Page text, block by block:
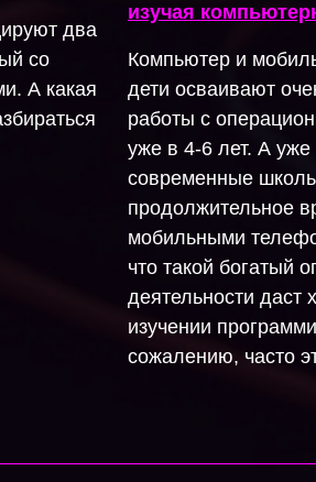
два
со
А какая
изучая
Компьютер и
дети осваивают
работы с
уже в 4-6 лет. А уже
современные
продолжительное
мобильными
что такой богатый
деятельности даст
изучении
сожалению, часто